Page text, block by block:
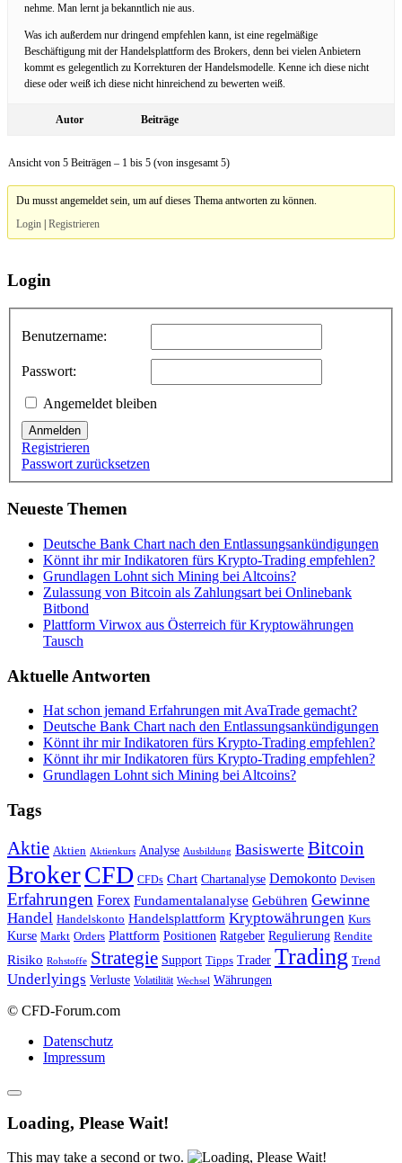
nehme. Man lernt ja bekanntlich nie aus.
Was ich außerdem nur dringend empfehlen kann, ist eine regelmäßige
Beschäftigung mit der Handelsplattform des Brokers, denn bei vielen Anbietern
kommt es gelegentlich zu Korrekturen der Handelsmodelle. Kenne ich diese nicht
diese oder weiß ich diese nicht hinreichend zu bewerten weiß.
Autor Beiträge
Ansicht von 5 Beiträgen – 1 bis 5 (von insgesamt 5)
Du musst angemeldet sein, um auf dieses Thema antworten zu können.
Login |Registrieren
Login
Benutzername:
Passwort:
Angemeldet bleiben
Anmelden
Registrieren
Passwort zurücksetzen
Neueste Themen
Deutsche Bank Chart nach den Entlassungsankündigungen
Könnt ihr mir Indikatoren fürs Krypto-Trading empfehlen?
Grundlagen Lohnt sich Mining bei Altcoins?
Zulassung von Bitcoin als Zahlungsart bei Onlinebank
Bitbond
Plattform Virwox aus Österreich für Kryptowährungen
Tausch
Aktuelle Antworten
Hat schon jemand Erfahrungen mit AvaTrade gemacht?
Deutsche Bank Chart nach den Entlassungsankündigungen
Könnt ihr mir Indikatoren fürs Krypto-Trading empfehlen?
Könnt ihr mir Indikatoren fürs Krypto-Trading empfehlen?
Grundlagen Lohnt sich Mining bei Altcoins?
Tags
Aktie Aktien Aktienkurs Analyse Ausbildung Basiswerte Bitcoin
BrokerCFD CFDs Chart Chartanalyse Demokonto Devisen
Erfahrungen Forex Fundamentalanalyse Gebühren Gewinne
Handel Handelskonto Handelsplattform Kryptowährungen Kurs
Kurse Markt Orders Plattform Positionen Ratgeber Regulierung Rendite
Risiko Rohstoffe Strategie Support Tipps Trader Trading Trend
Underlyings Verluste Volatilität Wechsel Währungen
© CFD-Forum.com
Datenschutz
Impressum
Loading, Please Wait!
This may take a second or two.